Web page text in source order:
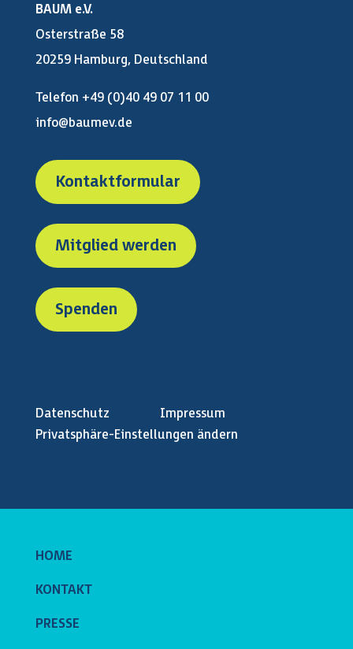
BAUM e.V.
Osterstraße 58
20259 Hamburg, Deutschland
Telefon +49 (0)40 49 07 11 00
info@baumev.de
Kontaktformular
Mitglied werden
Spenden
Datenschutz
Impressum
Privatsphäre-Einstellungen ändern
HOME
KONTAKT
PRESSE